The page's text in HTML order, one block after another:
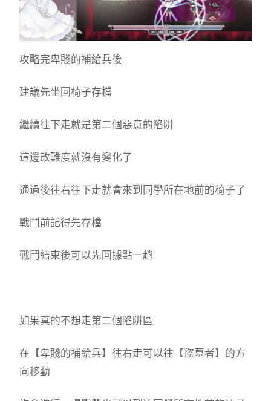
攻略完卑賤的補給兵後
建議先坐回椅子存檔
繼續往下走就是第二個惡意的陷阱
這邊改難度就沒有變化了
通過後往右往下走就會來到同學所在地前的椅子了
戰鬥前記得先存檔
戰鬥結束後可以先回據點一趟
如果真的不想走第二個陷阱區
在【卑賤的補給兵】往右走可以往【盜墓者】的方
向移動